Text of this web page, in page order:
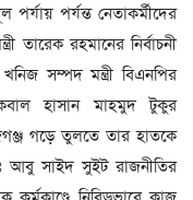
পর্যন্ত নেতাকর্মীদের
তারেক রহমানের নির্বাচনী
সম্পদ মন্ত্রী বিএনপির
হাসান মাহমুদ টুকুর
গড়ে তুলতে তার হাতকে
আবু সাইদ সুইট রাজনীতির